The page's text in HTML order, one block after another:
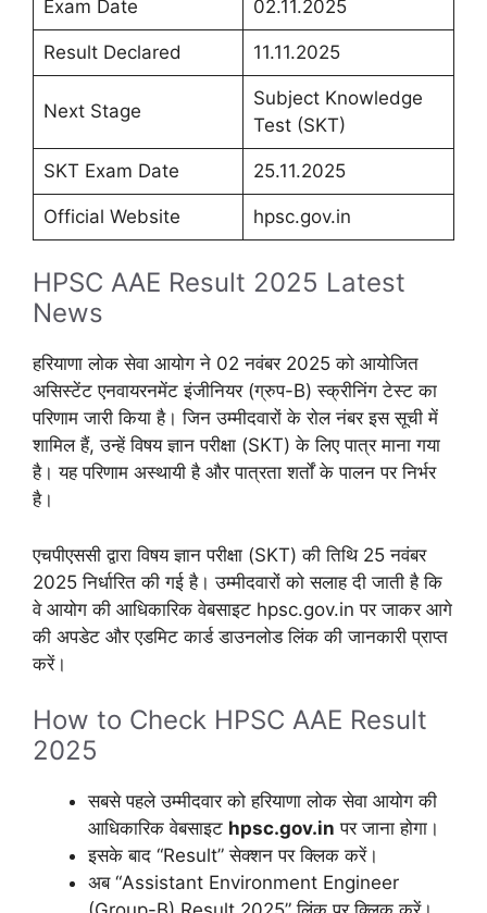
Exam Date 02.11.2025
Result Declared 11.11.2025
Next Stage
Subject Knowledge
Test (SKT)
SKT Exam Date 25.11.2025
Official Website hpsc.gov.in
HPSC AAE Result 2025 Latest
News
हरियाणा लोक सेवा आयोग ने 02 नवंबर 2025 को आयोजित
असिस्टेंट एनवायरनमेंट इंजीनियर (ग्रुप-B) स्क्रीनिंग टेस्ट का
परिणाम जारी किया है। जिन उम्मीदवारों के रोल नंबर इस सूची में
शामिल हैं, उन्हें विषय ज्ञान परीक्षा (SKT) के लिए पात्र माना गया
है। यह परिणाम अस्थायी है और पात्रता शर्तों के पालन पर निर्भर
है।
एचपीएससी द्वारा विषय ज्ञान परीक्षा (SKT) की तिथि 25 नवंबर
2025 निर्धारित की गई है। उम्मीदवारों को सलाह दी जाती है कि
वे आयोग की आधिकारिक वेबसाइट hpsc.gov.in पर जाकर आगे
की अपडेट और एडमिट कार्ड डाउनलोड लिंक की जानकारी प्राप्त
करें।
How to Check HPSC AAE Result
2025
सबसे पहले उम्मीदवार को हरियाणा लोक सेवा आयोग की
आधिकारिक वेबसाइट hpsc.gov.in पर जाना होगा।
इसके बाद “Result” सेक्शन पर क्लिक करें।
अब “Assistant Environment Engineer